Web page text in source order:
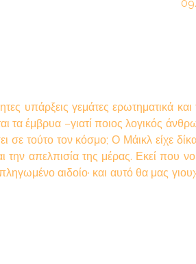
υπάρξεις γεμάτες ερωτηματικά
τα έμβρυα –γιατί ποιος λογικός
τούτο τον κόσμο; Ο Μάικλ είχε
απελπισία της μέρας. Εκεί που
αιδοίο· και αυτό θα μας